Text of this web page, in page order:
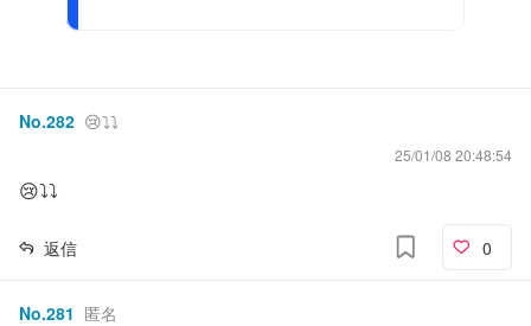
No.282 😢⤵️⤵️
25/01/08 20:48:54
😢⤵️⤵️
返信 0
No.281 匿名